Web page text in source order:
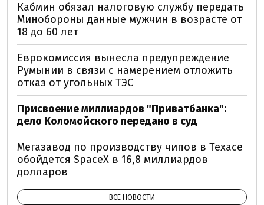
Кабмин обязал налоговую службу передать
Минобороны данные мужчин в возрасте от
18 до 60 лет
Еврокомиссия вынесла предупреждение
Румынии в связи с намерением отложить
отказ от угольных ТЭС
Присвоение миллиардов "Приватбанка":
дело Коломойского передано в суд
Мегазавод по производству чипов в Техасе
обойдется SpaceX в 16,8 миллиардов
долларов
ВСЕ НОВОСТИ